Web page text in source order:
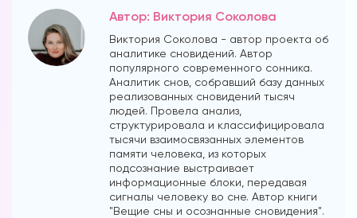
Автор: Виктория Соколова
Виктория Соколова - автор проекта об
аналитике сновидений. Автор
популярного современного сонника.
Аналитик снов, собравший базу данных
реализованных сновидений тысяч
людей. Провела анализ,
структурировала и классифицировала
тысячи взаимосвязанных элементов
памяти человека, из которых
подсознание выстраивает
информационные блоки, передавая
сигналы человеку во сне. Автор книги
"Вещие сны и осознанные сновидения".